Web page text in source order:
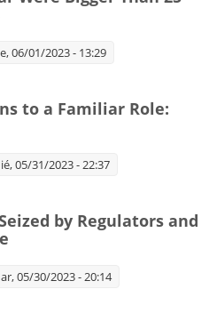
06/01/2023 - 13:29
to a Familiar Role:
05/31/2023 - 22:37
by Regulators and
05/30/2023 - 20:14